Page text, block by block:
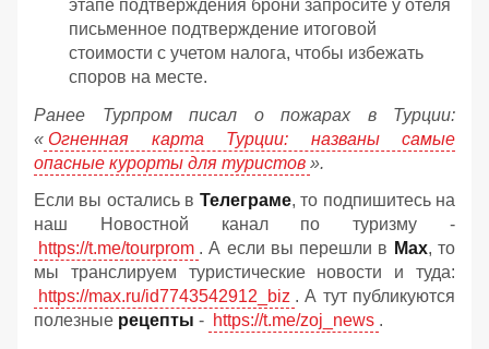
этапе подтверждения брони запросите у отеля
письменное подтверждение итоговой
стоимости с учетом налога, чтобы избежать
споров на месте.
Ранее Турпром писал о пожарах в Турции:
« Огненная карта Турции: названы самые
опасные курорты для туристов ».
Если вы остались в Телеграме, то подпишитесь на
наш Новостной канал по туризму -
https://t.me/tourprom . А если вы перешли в Мах, то
мы транслируем туристические новости и туда:
https://max.ru/id7743542912_biz . А тут публикуются
полезные рецепты - https://t.me/zoj_news .